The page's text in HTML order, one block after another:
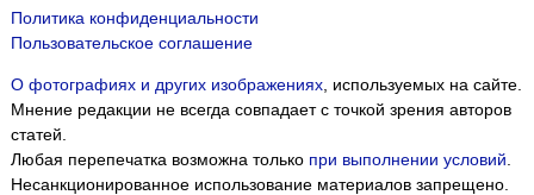
Политика конфиденциальности
Пользовательское соглашение
О фотографиях и других изображениях, используемых на сайте.
Мнение редакции не всегда совпадает с точкой зрения авторов
статей.
Любая перепечатка возможна только при выполнении условий
Несанкционированное использование материалов запрещено.